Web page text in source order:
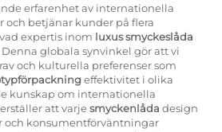
erfarenhet av internationella
betjänar kunder på flera
expertis inom luxus smyckeslåda
globala synvinkel gör att vi
och kulturella preferenser som
effektivitet i olika
kunskap om internationella
att varjesmyckenlåda design
och konsumentförväntningar